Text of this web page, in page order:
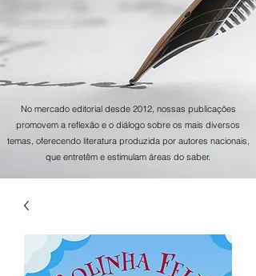
No mercado editorial desde 2012, nossas publicações
promovem a reflexão e o diálogo sobre os mais diversos
temas, oferecendo literatura produzida por autores nacionais,
que entretêm e estimulam áreas do saber.